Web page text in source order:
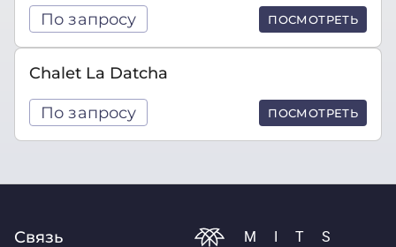
По запросу ПОСМОТРЕТЬ
Chalet La Datcha
По запросу ПОСМОТРЕТЬ
Связь MITS